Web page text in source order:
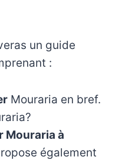
un guide
:
Mouraria en bref.
Mouraria à
également